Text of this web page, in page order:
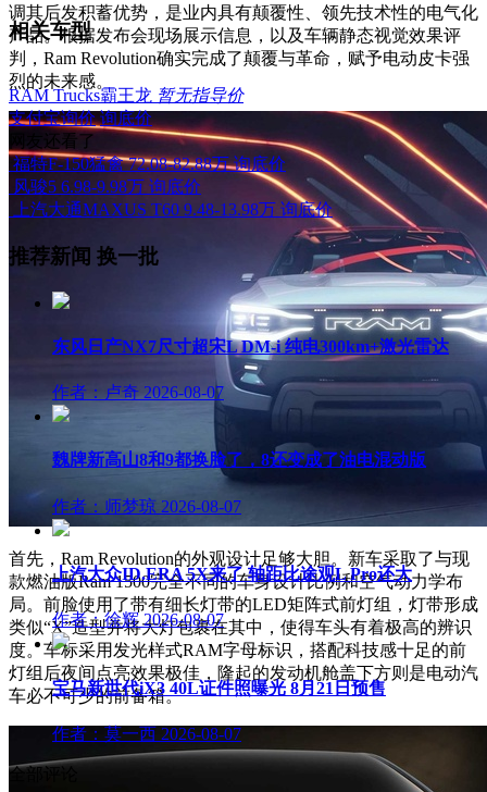
调其后发积蓄优势，是业内具有颠覆性、领先技术性的电气化
产品。根据发布会现场展示信息，以及车辆静态视觉效果评
判，Ram Revolution确实完成了颠覆与革命，赋予电动皮卡强
烈的未来感。
首先， Ram Revolution的外观设计足够大胆。新车采取了与现
款燃油版Ram 1500完全不同的车身设计比例和空气动力学布
局。 前脸使用了带有细长灯带的LED矩阵式前灯组， 灯带形成
类似“X”造型并将大灯包裹在其中， 使得车头有着极高的辨识
度。车标采用发光样式RAM字母标识，搭配科技感十足的前
灯组后夜间点亮效果极佳，隆起的发动机舱盖下方则是电动汽
车必不可少的前备箱。
相关车型
RAM Trucks霸王龙 暂无指导价
支付宝询价 询底价
网友还看了
福特F-150猛禽 72.08-82.88万 询底价
风骏5 6.98-9.98万 询底价
上汽大通MAXUS T60 9.48-13.98万 询底价
推荐新闻 换一批
东风日产NX7尺寸超宋L DM-i 纯电300km+激光雷达
作者：卢奇 2026-08-07
魏牌新高山8和9都换脸了，8还变成了油电混动版
作者：师梦琼 2026-08-07
上汽大众ID.ERA 5X来了 轴距比途观L Pro还大
作者：徐辉 2026-08-07
宝马新世代iX3 40L证件照曝光 8月21日预售
作者：莫一西 2026-08-07
全部评论